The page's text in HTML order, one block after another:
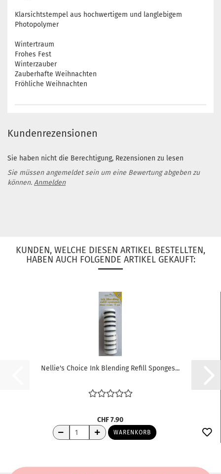
Klarsichtstempel aus hochwertigem und langlebigem
Photopolymer
Wintertraum
Frohes Fest
Winterzauber
Zauberhafte Weihnachten
Fröhliche Weihnachten
Kundenrezensionen
Sie haben nicht die Berechtigung, Rezensionen zu lesen
Sie müssen angemeldet sein um eine Bewertung abgeben zu
können. Anmelden
KUNDEN, WELCHE DIESEN ARTIKEL BESTELLTEN,
HABEN AUCH FOLGENDE ARTIKEL GEKAUFT:
Nellie's Choice Ink Blending Refill Sponges...
CHF 7.90
WARENKORB